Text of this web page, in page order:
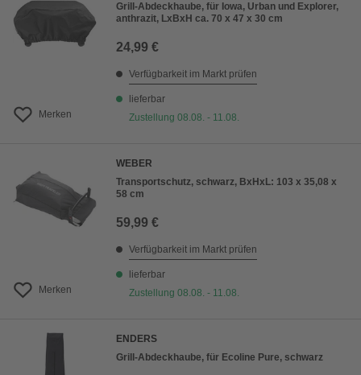
Merken
Grill-Abdeckhaube, für Iowa, Urban und Explorer,
anthrazit, LxBxH ca. 70 x 47 x 30 cm
24,99 €
Verfügbarkeit im Markt prüfen
lieferbar
Zustellung 08.08. - 11.08.
Merken
WEBER
Transportschutz, schwarz, BxHxL: 103 x 35,08 x
58 cm
59,99 €
Verfügbarkeit im Markt prüfen
lieferbar
Zustellung 08.08. - 11.08.
ENDERS
Grill-Abdeckhaube, für Ecoline Pure, schwarz